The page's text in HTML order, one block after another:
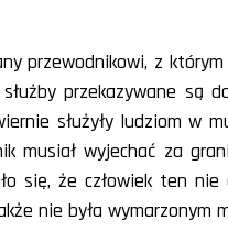
przewodnikowi, z
przekazywane są
służyły ludziom w
musiał wyjechać za
się, że człowiek ten
nie była wymarzonym